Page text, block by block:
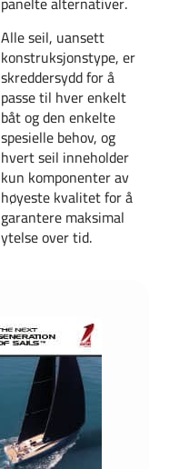
Alle seil, uansett
konstruksjonstype, er
skreddersydd for å
passe til hver enkelt
båt og den enkelte
spesielle behov, og
hvert seil inneholder
kun komponenter av
høyeste kvalitet for å
garantere maksimal
ytelse over tid.